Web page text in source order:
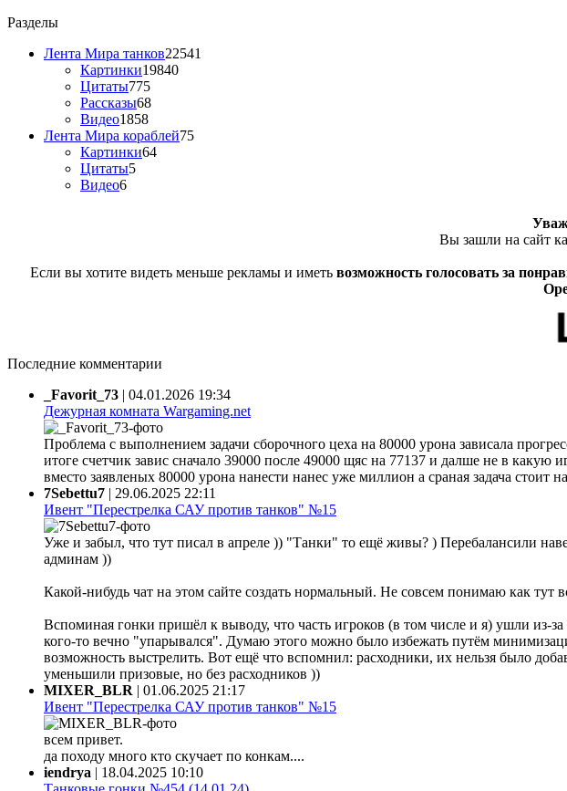
Разделы
Лента Мира танков22541
Картинки19840
Цитаты775
Рассказы68
Видео1858
Лента Мира кораблей75
Картинки64
Цитаты5
Видео6
Вы зашли на сайт
Если вы хотите видеть меньше рекламы и иметь возможность голосовать за
Последние комментарии
_Favorit_73 | 04.01.2026 19:34
Дежурная комната Wargaming.net
Проблема с выполнением задачи сборочного цеха на 80000 урона зависала
итоге счетчик завис сначало 39000 после 49000 щяс на 77137 и далше не в какую
вместо заявленых 80000 урона нанести нанес уже миллион а сраная задача стоит
7Sebettu7 | 29.06.2025 22:11
Ивент "Перестрелка САУ против танков" №15
Уже и забыл, что тут писал в апреле )) "Танки" то ещё живы? ) Перебалансили
админам ))
Какой-нибудь чат на этом сайте создать нормальный. Не совсем понимаю как
Вспоминая гонки пришёл к выводу, что часть игроков (в том числе и я) ушли из-
кого-то вечно "упарывался". Думаю этого можно было избежать путём
возможность выстрелить. Вот ещё что вспомнил: расходники, их нельзя было
уменьшили призовые, но без расходников ))
MIXER_BLR | 01.06.2025 21:17
Ивент "Перестрелка САУ против танков" №15
всем привет.
да походу много кто скучает по конкам....
iendrya | 18.04.2025 10:10